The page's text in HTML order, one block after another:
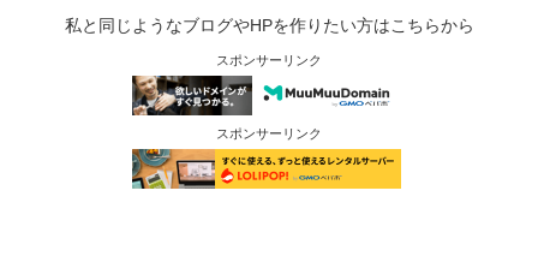
私と同じようなブログやHPを作りたい方はこちらから
スポンサーリンク
スポンサーリンク